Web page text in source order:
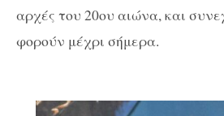
αρχές του 20ου αιώνα, και
φορούν μέχρι σήμερα.